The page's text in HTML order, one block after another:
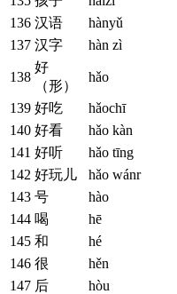
136 汉语 hànyǔ
137 汉字 hàn zì
138
好
（形）
hǎo
139 好吃 hǎochī
140 好看 hǎo kàn
141 好听 hǎo tīng
142 好玩儿 hǎo wánr
143 号 hào
144 喝 hē
145 和 hé
146 很 hěn
147 后 hòu